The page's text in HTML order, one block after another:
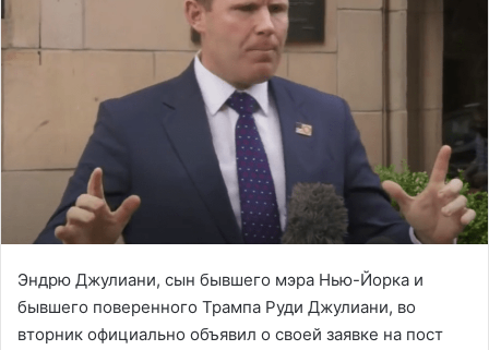
Эндрю Джулиани, сын бывшего мэра Нью-Йорка и
бывшего поверенного Трампа Руди Джулиани, во
вторник официально объявил о своей заявке на пост